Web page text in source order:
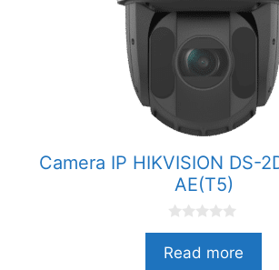
Camera IP HIKVISION DS-
AE(T5)
0
g
Read more